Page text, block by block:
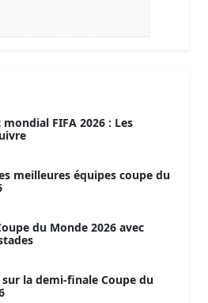
FIFA 2026 : Les
meilleures équipes coupe du
du Monde 2026 avec
la demi-finale Coupe du